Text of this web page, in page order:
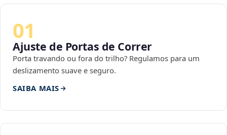
01
Ajuste de Portas de Correr
Porta travando ou fora do trilho? Regulamos para um
deslizamento suave e seguro.
SAIBA MAIS